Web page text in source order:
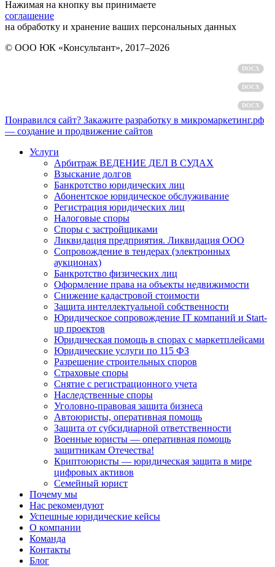
Нажимая на кнопку вы принимаете
соглашение
на обработку и хранение ваших персональных данных
© ООО ЮК «Консультант», 2017–2026
DOCX
DOCX
DOCX
Понравился сайт? Закажите разработку в микромаркетинг.рф
— создание и продвижение сайтов
Услуги
Арбитраж ВЕДЕНИЕ ДЕЛ В СУДАХ
Взыскание долгов
Банкротство юридических лиц
Абонентское юридическое обслуживание
Регистрация юридических лиц
Налоговые споры
Споры с застройщиками
Ликвидация предприятия. Ликвидация ООО
Сопровождение в тендерах (электронных
аукционах)
Банкротство физических лиц
Оформление права на объекты недвижимости
Снижение кадастровой стоимости
Защита интеллектуальной собственности
Юридическое сопровождение IT компаний и Start-
up проектов
Юридическая помощь в спорах с маркетплейсами
Юридические услуги по 115 ФЗ
Разрешение строительных споров
Страховые споры
Снятие с регистрационного учета
Наследственные споры
Уголовно-правовая защита бизнеса
Автоюристы, оперативная помощь
Защита от субсидиарной ответственности
Военные юристы — оперативная помощь
защитникам Отечества!
Криптоюристы — юридическая защита в мире
цифровых активов
Семейный юрист
Почему мы
Нас рекомендуют
Успешные юридические кейсы
О компании
Команда
Контакты
Блог